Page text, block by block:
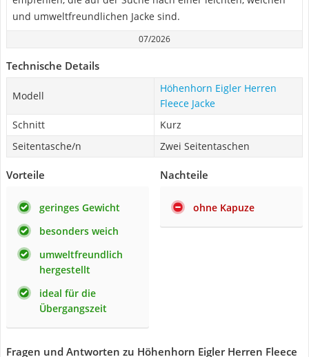
und umweltfreundlichen Jacke sind.
07/2026
Technische Details
Modell
Höhenhorn Eigler Herren
Fleece Jacke
Schnitt
Kurz
Seitentasche/n
Zwei Seitentaschen
Vorteile
geringes Gewicht
besonders weich
umweltfreundlich
hergestellt
ideal für die
Übergangszeit
Nachteile
ohne Kapuze
Fragen und Antworten zu Höhenhorn Eigler Herren Fleece